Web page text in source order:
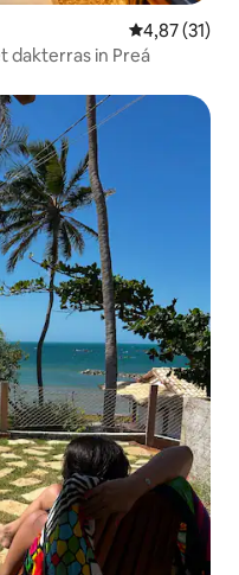
Gemiddelde
4,87 (31)
no Mar Beachfront met dakterras in Preá